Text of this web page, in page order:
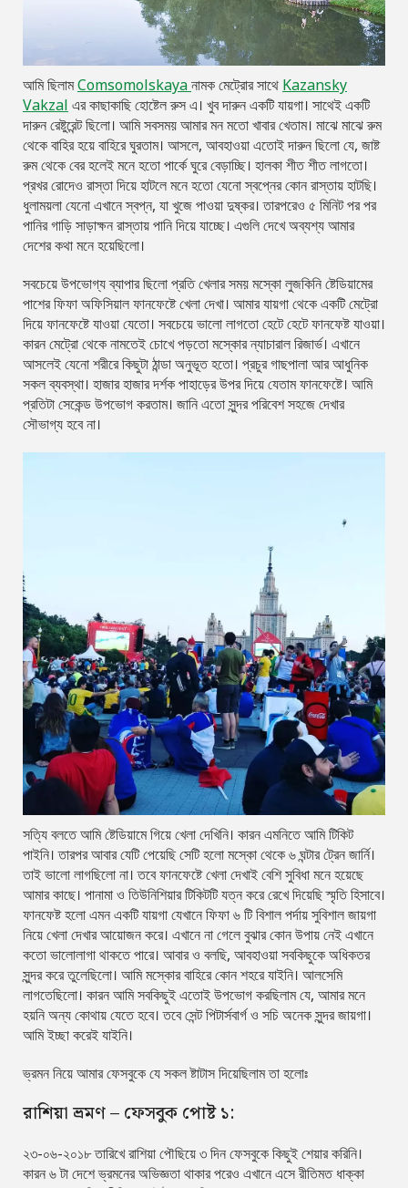
আমি ছিলামComsomolskayaনামক মেট্রোর সাথে Kazansky
Vakzal এর কাছাকাছি হোষ্টেল রুস এ। খুব দারুন একটি যায়গা। সাথেই একটি
দারুন রেষ্টুরেন্ট ছিলো। আমি সবসময় আমার মন মতো খাবার খেতাম। মাঝে মাঝে রুম
থেকে বাহির হয়ে বাহিরে ঘুরতাম। আসলে, আবহাওয়া এতোই দারুন ছিলো যে, জাষ্ট
রুম থেকে বের হলেই মনে হতো পার্কে ঘুরে বেড়াচ্ছি। হালকা শীত শীত লাগতো।
প্রখর রোদেও রাস্তা দিয়ে হাটলে মনে হতো যেনো স্বপ্নের কোন রাস্তায় হাটছি।
ধুলাময়লা যেনো এখানে স্বপ্ন, যা খুজে পাওয়া দুষ্কর। তারপরেও ৫ মিনিট পর পর
পানির গাড়ি সাড়াক্ষন রাস্তায় পানি দিয়ে যাচ্ছে। এগুলি দেখে অব্যশ্য আমার
দেশের কথা মনে হয়েছিলো।
সবচেয়ে উপভোগ্য ব্যাপার ছিলো প্রতি খেলার সময় মস্কো লুজকিনি ষ্টেডিয়ামের
পাশের ফিফা অফিসিয়াল ফানফেষ্টে খেলা দেখা। আমার যায়গা থেকে একটি মেট্রো
দিয়ে ফানফেষ্টে যাওয়া যেতো। সবচেয়ে ভালো লাগতো হেটে হেটে ফানফেষ্ট যাওয়া।
কারন মেট্রো থেকে নামতেই চোখে পড়তো মস্কোর ন্যাচারাল রিজার্ভ। এখানে
আসলেই যেনো শরীরে কিছুটা ঠান্ডা অনুভূত হতো। প্রচুর গাছপালা আর আধুনিক
সকল ব্যবস্থা। হাজার হাজার দর্শক পাহাড়ের উপর দিয়ে যেতাম ফানফেষ্টে। আমি
প্রতিটা সেকেন্ড উপভোগ করতাম। জানি এতো সুন্দর পরিবেশ সহজে দেখার
সৌভাগ্য হবে না।
সত্যি বলতে আমি ষ্টেডিয়ামে গিয়ে খেলা দেখিনি। কারন এমনিতে আমি টিকিট
পাইনি। তারপর আবার যেটি পেয়েছি সেটি হলো মস্কো থেকে ৬ ঘন্টার ট্রেন জার্নি।
তাই ভালো লাগছিলো না। তবে ফানফেষ্টে খেলা দেখাই বেশি সুবিধা মনে হয়েছে
আমার কাছে। পানামা ও তিউনিশিয়ার টিকিটটি যত্ন করে রেখে দিয়েছি স্মৃতি হিসাবে।
ফানফেষ্ট হলো এমন একটি যায়গা যেখানে ফিফা ৬ টি বিশাল পর্দায় সুবিশাল জায়গা
নিয়ে খেলা দেখার আয়োজন করে। এখানে না গেলে বুঝার কোন উপায় নেই এখানে
কতো ভালোলাগা থাকতে পারে। আবার ও বলছি, আবহাওয়া সবকিছুকে অধিকতর
সুন্দর করে তুলেছিলো। আমি মস্কোর বাহিরে কোন শহরে যাইনি। আলসেমি
লাগতেছিলো। কারন আমি সবকিছুই এতোই উপভোগ করছিলাম যে, আমার মনে
হয়নি অন্য কোথায় যেতে হবে। তবে সেন্ট পিটার্সবার্গ ও সচি অনেক সুন্দর জায়গা।
আমি ইচ্ছা করেই যাইনি।
ভ্রমন নিয়ে আমার ফেসবুকে যে সকল ষ্টাটাস দিয়েছিলাম তা হলোঃ
রাশিয়া ভ্রমণ – ফেসবুক পোষ্ট ১:
২৩-০৬-২০১৮ তারিখে রাশিয়া পৌছিয়ে ৩ দিন ফেসবুকে কিছুই শেয়ার করিনি।
কারন ৬ টা দেশে ভ্রমনের অভিজ্ঞতা থাকার পরেও এখানে এসে রীতিমত ধাক্কা